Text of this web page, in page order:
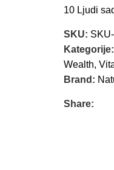
10 Ljudi
SKU:
Kategorije:
Wealth,
Brand:
Share: